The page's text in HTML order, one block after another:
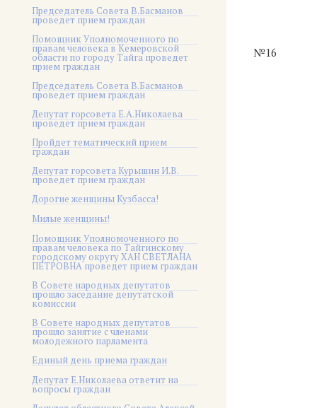
Председатель Совета В.Басманов
проведет прием граждан
Помощник Уполномоченного по
правам человека в Кемеровской
области по городу Тайга проведет
прием граждан
Председатель Совета В.Басманов
проведет прием граждан
Депутат горсовета Е.А.Николаева
проведет прием граждан
Пройдет тематический прием
граждан
Депутат горсовета Курышин И.В.
проведет прием граждан
Дорогие женщины Кузбасса!
Милые женщины!
Помощник Уполномоченного по
правам человека по Тайгинскому
городскому округу ХАН СВЕТЛАНА
ПЕТРОВНА проведет прием граждан
В Совете народных депутатов
прошло заседание депутатской
комиссии
В Совете народных депутатов
прошло занятие с членами
молодежного парламента
Единый день приема граждан
Депутат Е.Николаева ответит на
вопросы граждан
№16